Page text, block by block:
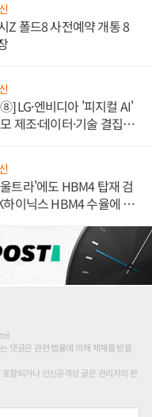
Z 폴드8 사전예약 개통 8
LG·엔비디아 '피지컬 AI'
제조·데이터·기술 결집
트라'에도 HBM4 탑재 검
하이닉스 HBM4 수율에 주
댓글은 관련 법률에 의해 제재를 받을
함되거나 인신공격성 글은 관리자의 판